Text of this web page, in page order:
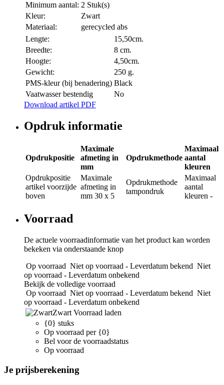
Minimum aantal: 2 Stuk(s)
Kleur:
Zwart
Materiaal:
gerecycled abs
Lengte:
15,50cm.
Breedte:
8 cm.
Hoogte:
4,50cm.
Gewicht:
250 g.
PMS-kleur (bij benadering) Black
Vaatwasser bestendig
No
Download artikel PDF
Opdruk informatie
Opdrukpositie
Maximale
afmeting in
mm
Opdrukmethode
Maximaal
aantal
kleuren
Opdrukpositie
artikel voorzijde
boven
Maximale
afmeting in
mm 30 x 5
Opdrukmethode
tampondruk
Maximaal
aantal
kleuren -
Voorraad
De actuele voorraadinformatie van het product kan worden
bekeken via onderstaande knop
Op voorraad Niet op voorraad - Leverdatum bekend Niet
op voorraad - Leverdatum onbekend
Bekijk de volledige voorraad
Op voorraad Niet op voorraad - Leverdatum bekend Niet
op voorraad - Leverdatum onbekend
Zwart Voorraad laden
{0} stuks
Op voorraad per {0}
Bel voor de voorraadstatus
Op voorraad
Je prijsberekening